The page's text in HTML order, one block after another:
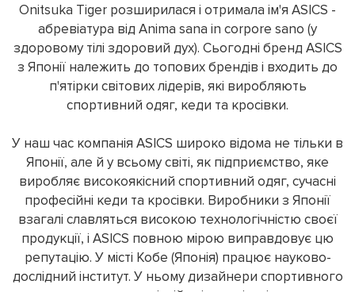
Onitsuka Tiger розширилася і отримала ім'я ASICS -
абревіатура від Anima sana in corpore sano (у
здоровому тілі здоровий дух). Сьогодні бренд ASICS
з Японії належить до топових брендів і входить до
п'ятірки світових лідерів, які виробляють
спортивний одяг, кеди та кросівки.
У наш час компанія ASICS широко відома не тільки в
Японії, але й у всьому світі, як підприємство, яке
виробляє високоякісний спортивний одяг, сучасні
професійні кеди та кросівки. Виробники з Японії
взагалі славляться високою технологічністю своєї
продукції, і ASICS повною мірою виправдовує цю
репутацію. У місті Кобе (Японія) працює науково-
дослідний інститут. У ньому дизайнери спортивного